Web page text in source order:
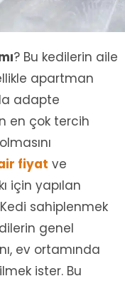
? Bu kedilerin aile
apartman
adapte
en çok tercih
fiyat ve
için yapılan
sahiplenmek
genel
ev ortamında
ister. Bu